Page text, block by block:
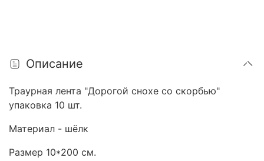
Описание
Траурная лента "Дорогой снохе со скорбью"
упаковка 10 шт.
Материал - шёлк
Размер 10*200 см.